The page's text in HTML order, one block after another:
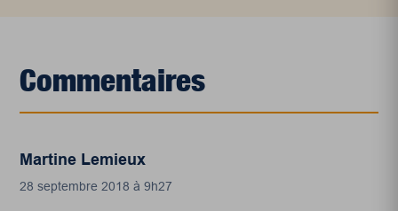
Commentaires
Martine Lemieux
28 septembre 2018 à 9h27